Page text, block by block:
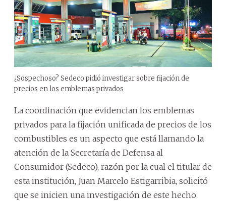
¿Sospechoso? Sedeco pidió investigar sobre fijación de
precios en los emblemas privados
La coordinación que evidencian los emblemas
privados para la fijación unificada de precios de los
combustibles es un aspecto que está llamando la
atención de la Secretaría de Defensa al
Consumidor (Sedeco), razón por la cual el titular de
esta institución, Juan Marcelo Estigarribia, solicitó
que se inicien una investigación de este hecho.